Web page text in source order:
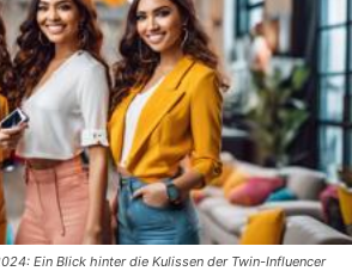
Ein Blick hinter die Kulissen der Twin-Influencer